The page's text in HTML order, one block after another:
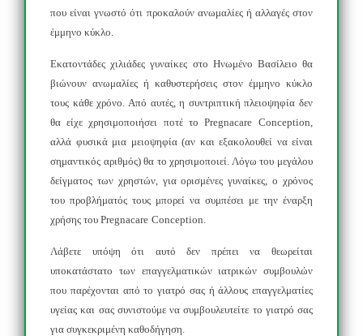
που είναι γνωστό ότι προκαλούν ανωμαλίες ή αλλαγές στον
έμμηνο κύκλο.
Εκατοντάδες χιλιάδες γυναίκες στο Ηνωμένο Βασίλειο θα
βιώνουν ανωμαλίες ή καθυστερήσεις στον έμμηνο κύκλο
τους κάθε χρόνο. Από αυτές, η συντριπτική πλειοψηφία δεν
θα είχε χρησιμοποιήσει ποτέ το Pregnacare Conception
αλλά φυσικά μια μειοψηφία (αν και εξακολουθεί να είναι
σημαντικός αριθμός) θα το χρησιμοποιεί. Λόγω του μεγάλου
δείγματος των χρηστών, για ορισμένες γυναίκες, ο χρόνος
του προβλήματός τους μπορεί να συμπέσει με την έναρξη
χρήσης του Pregnacare Conception
Λάβετε υπόψη ότι αυτό δεν πρέπει να θεωρείται
υποκατάστατο των επαγγελματικών ιατρικών συμβουλών
που παρέχονται από το γιατρό σας ή άλλους επαγγελματίες
υγείας και σας συνιστούμε να συμβουλευτείτε το γιατρό σας
για συγκεκριμένη καθοδήγηση.